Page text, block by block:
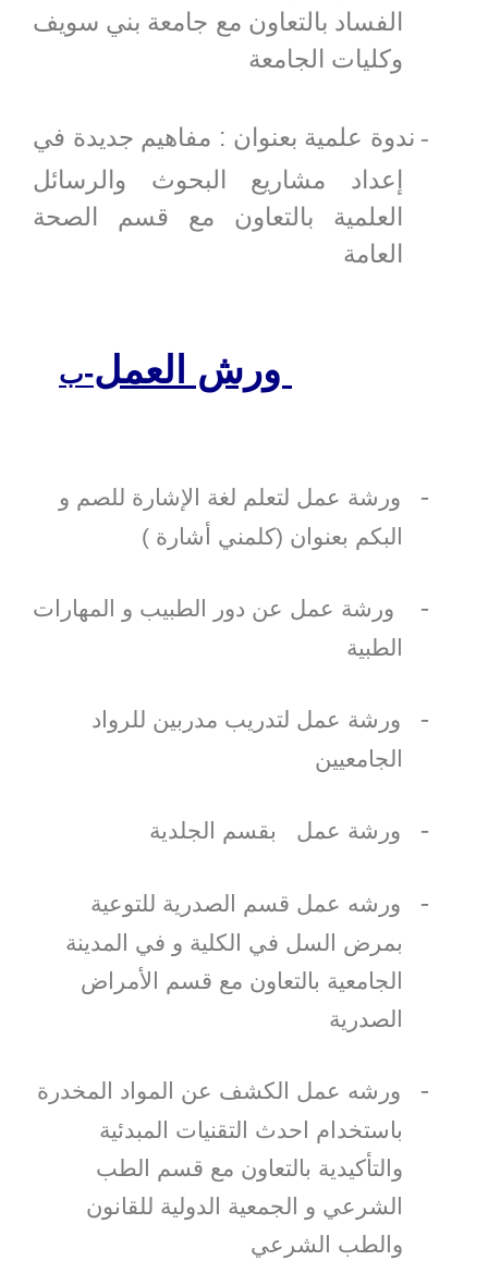
الفساد بالتعاون مع جامعة بني سويف
وكليات الجامعة
- ندوة علمية بعنوان : مفاهيم جديدة في
إعداد مشاريع البحوث والرسائل
العلمية بالتعاون مع قسم الصحة
العامة
ب-ورش العمل
-
ورشة عمل لتعلم لغة الإشارة للصم و
البكم بعنوان (كلمني أشارة )
-
ورشة عمل عن دور الطبيب و المهارات
الطبية
-
ورشة عمل لتدريب مدربين للرواد
الجامعيين
- ورشة عمل بقسم الجلدية
-
ورشه عمل قسم الصدرية للتوعية
بمرض السل في الكلية و في المدينة
الجامعية بالتعاون مع قسم الأمراض
الصدرية
-
ورشه عمل الكشف عن المواد المخدرة
باستخدام احدث التقنيات المبدئية
والتأكيدية بالتعاون مع قسم الطب
الشرعي و الجمعية الدولية للقانون
والطب الشرعي